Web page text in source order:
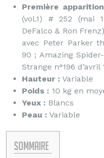
Première
(vol.1) # 252 (mai
DeFalco & Ron
avec Peter Parker
90 ; Amazing
Strange n°196 d’avril
Hauteur : Variable
Poids : 10 kg en
Yeux : Blancs
Peau : Variable
Sommaire